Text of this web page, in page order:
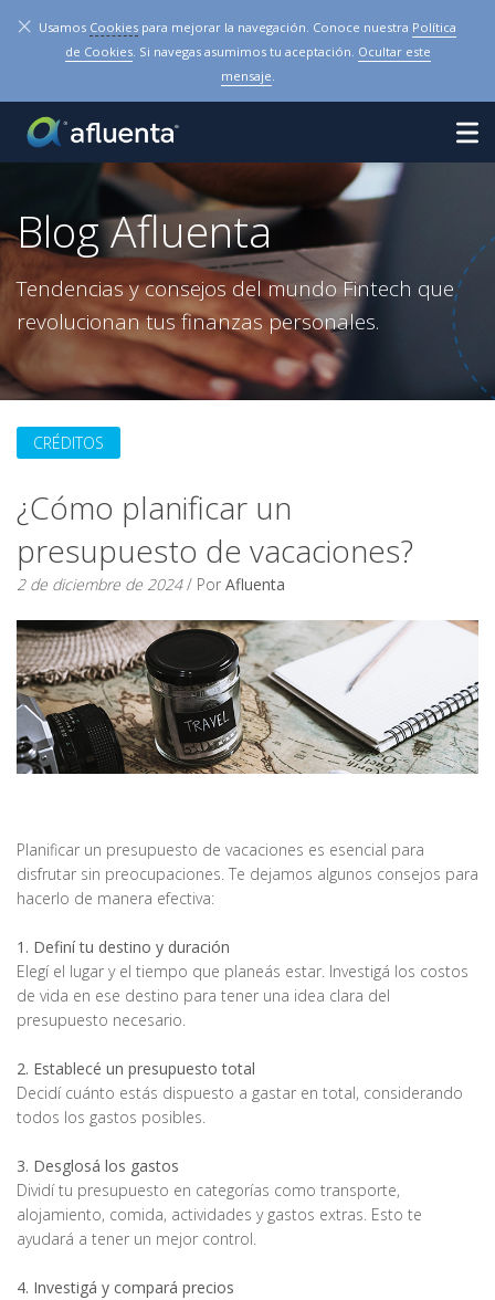
× Usamos Cookies para mejorar la navegación. Conoce nuestra Política
de Cookies. Si navegas asumimos tu aceptación. Ocultar este
mensaje.
Blog Afluenta
Tendencias y consejos del mundo Fintech que
revolucionan tus finanzas personales.
CRÉDITOS
¿Cómo planificar un
presupuesto de vacaciones?
2 de diciembre de 2024/ Por Afluenta
Planificar un presupuesto de vacaciones es esencial para
disfrutar sin preocupaciones. Te dejamos algunos consejos para
hacerlo de manera efectiva:
1. Definí tu destino y duración
Elegí el lugar y el tiempo que planeás estar. Investigá los costos
de vida en ese destino para tener una idea clara del
presupuesto necesario.
2. Establecé un presupuesto total
Decidí cuánto estás dispuesto a gastar en total, considerando
todos los gastos posibles.
3. Desglosá los gastos
Dividí tu presupuesto en categorías como transporte,
alojamiento, comida, actividades y gastos extras. Esto te
ayudará a tener un mejor control.
4. Investigá y compará precios